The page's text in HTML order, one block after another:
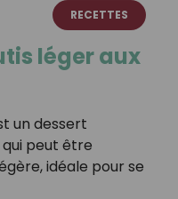
RECETTES
léger aux
un dessert
peut être
idéale pour se